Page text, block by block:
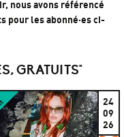
nous avons référencé
pour les abonné·es ci-
GRATUITS"
24
09
26